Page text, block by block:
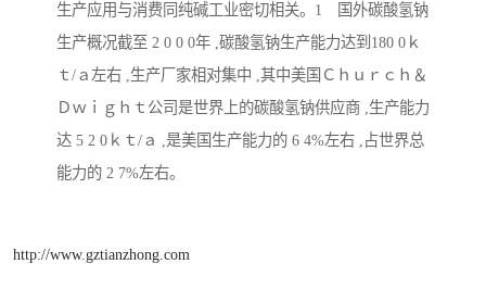
生产应用与消费同纯碱工业密切相关。1 国外碳酸氢钠
生产概况截至 2 0 0 0年 ,碳酸氢钠生产能力达到180 0ｋ
ｔ/ａ左右 ,生产厂家相对集中 ,其中美国Ｃｈｕｒｃｈ＆
Ｄｗｉｇｈｔ公司是世界上的碳酸氢钠供应商 ,生产能力
达 5 2 0ｋｔ/ａ ,是美国生产能力的 6 4%左右 ,占世界总
能力的 2 7%左右。
http://www.gztianzhong.com